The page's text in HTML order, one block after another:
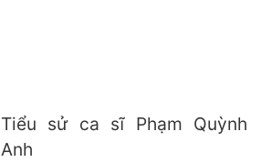
Tiểu sử ca sĩ Phạm Quỳnh
Anh